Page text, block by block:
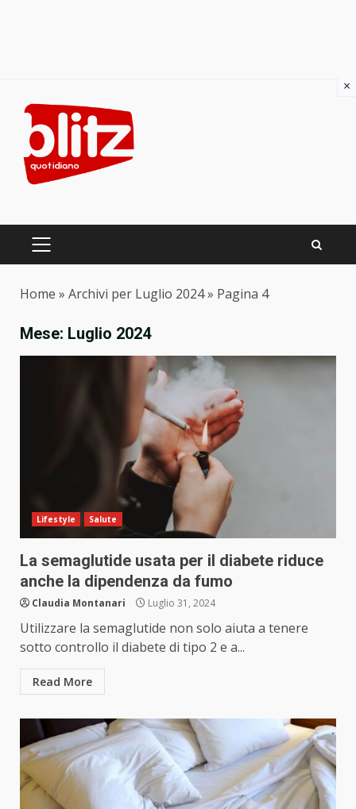
content
PRIMARY
Home » Archivi per Luglio 2024» Pagina 4
Mese: Luglio 2024
Lifestyle Salute
La semaglutide usata per il diabete riduce
anche la dipendenza da fumo
Claudia Montanari Luglio 31, 2024
Utilizzare la semaglutide non solo aiuta a tenere
sotto controllo il diabete di tipo 2 e a...
Read More
×